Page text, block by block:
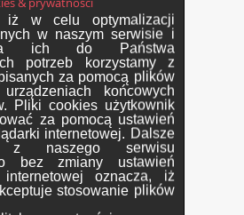
iż w celu optymalizacji
w naszym serwisie i
ich do Państwa
potrzeb korzystamy z
za pomocą plików
końcowych
Pliki cookies użytkownik
za pomocą ustawień
internetowej. Dalsze
z naszego serwisu
bez zmiany ustawień
internetowej oznacza, iż
stosowanie plików